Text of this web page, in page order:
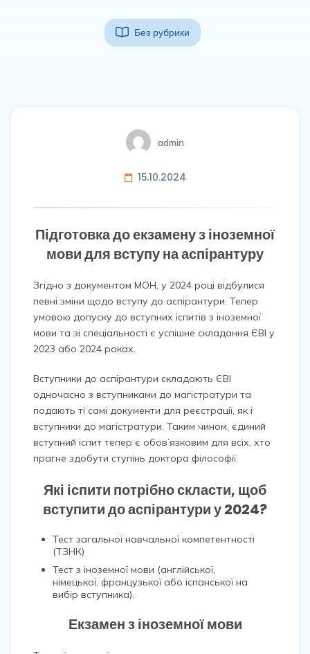
Без рубрики
admin
15.10.2024
Підготовка до екзамену з іноземної
мови для вступу на аспірантуру
Згідно з документом МОН, у 2024 році відбулися
певні зміни щодо вступу до аспірантури. Тепер
умовою допуску до вступних іспитів з іноземної
мови та зі спеціальності є успішне складання ЄВІ у
2023 або 2024 роках.
Вступники до аспірантури складають ЄВІ
одночасно з вступниками до магістратури та
подають ті самі документи для реєстрації, як і
вступники до магістратури. Таким чином, єдиний
вступний іспит тепер є обов’язковим для всіх, хто
прагне здобути ступінь доктора філософії.
Які іспити потрібноскласти, щоб
вступити до аспірантури у2024?
Тест загальної навчальної компетентності
(ТЗНК)
Тест з іноземної мови (англійської,
німецької, французької або іспанської на
вибір вступника).
Екзамен з іноземної мови